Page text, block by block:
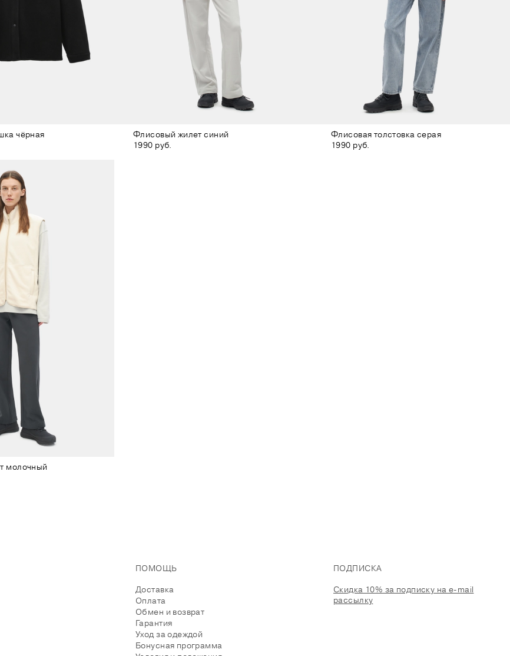
чёрная
Флисовый жилет синий
1990 руб.
Флисовая толстовка серая
1990 руб.
молочный
ПОМОЩЬ
Доставка
Оплата
Обмен и возврат
Гарантия
Уход за одеждой
Бонусная программа
ПОДПИСКА
Скидка 10% за подписку на e-mail
рассылку